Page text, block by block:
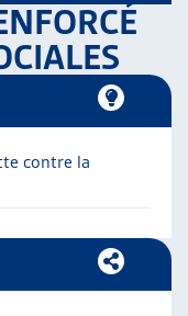
contre la